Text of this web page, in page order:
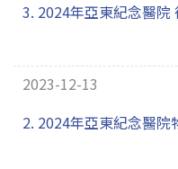
3. 2024年亞東紀念醫院
2023-12-13
2. 2024年亞東紀念醫